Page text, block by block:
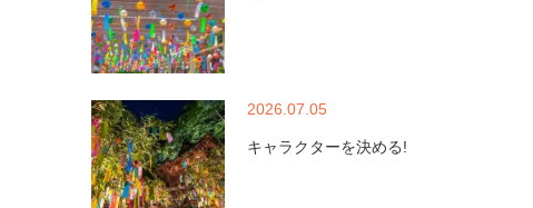
2026.07.05
キャラクターを決める!